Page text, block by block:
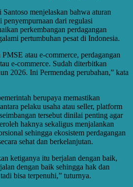
menjelaskan bahwa aturan
penyempurnaan dari regulasi
perkembangan perdagangan
pertumbuhan pesat di Indonesia.
atau e-commerce, perdagangan
e-commerce. Sudah diterbitkan
2026. Ini Permendag perubahan,” kata
berupaya memastikan
pelaku usaha atau seller, platform
tersebut dinilai penting agar
haknya sekaligus menjalankan
sehingga ekosistem perdagangan
sehat dan berkelanjutan.
ketiganya itu berjalan dengan baik,
dengan baik sehingga hak dan
bisa terpenuhi,” tuturnya.